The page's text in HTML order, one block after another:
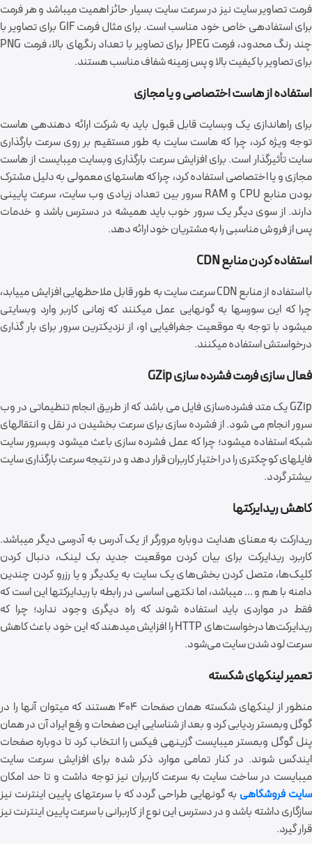
فرمت تصاویر سایت نیز در سرعت سایت بسیار حائز اهمیت می‎باشد و هر فرمت
برای استفاده‎ی خاص خود مناسب است. برای مثال فرمت GIF برای تصاویر با
چند رنگ محدود، فرمت JPEG برای تصاویر با تعداد رنگ‎های بالا، فرمت PNG
برای تصاویر با کیفیت بالا و پس زمینه شفاف مناسب هستند.
استفاده از هاست اختصاصی و یا مجازی
برای راه‏‎اندازی یک وب‎سایت قابل قبول باید به شرکت ارائه دهنده‎ی هاست
توجه ویژه کرد، چرا که هاست سایت به طور مستقیم بر روی سرعت بارگذاری
سایت تأثیرگذار است. برای افزایش سرعت بارگذاری وب‎سایت می‎بایست از هاست
مجازی و یا اختصاصی استفاده کرد، چرا که هاست‎های معمولی به دلیل مشترک
بودن منابع CPU و RAM سرور بین تعداد زیادی وب سایت، سرعت پایینی
دارند. از سوی دیگر یک سرور خوب باید همیشه در دسترس باشد و خدمات
پس از فروش مناسبی را به مشتریان خود ارائه دهد.
استفاده کردن منابع CDN
با استفاده از منابع CDN سرعت سایت به طور قابل ملاحظه‎ایی افزایش می‎یابد،
چرا که این سورس‎ها به گونه‎ایی عمل می‎کنند که زمانی کاربر وارد وب‎سایتی
می‎شود با توجه به موقعیت جغرافیایی او، از نزدیک‎ترین سرور برای بار گذاری
درخواستش استفاده می‎کنند.
فعال سازی فرمت فشرده سازی GZip
GZip یک متد فشرده‌سازی فایل‌ می باشد که از طریق انجام تنظیماتی در وب
سرور انجام می شود. از فشرده سازی برای سرعت بخشیدن در نقل و انتقال‎های
شبکه استفاده می‎شود؛ چرا که عمل فشرده سازی باعث می‎شود وب‎سرور سایت
فایل‎های کوچکتری را در اختیار کاربران قرار دهد و در نتیجه سرعت بارگذاری سایت
بیشتر گردد.
کاهش ریدایرکت‎ها
ریدارکت به معنای هدایت دوباره مرورگر از یک آدرس به آدرسی دیگر می‎باشد.
کاربرد ریدایرکت برای بیان کردن موقعیت جدید بک لینک، دنبال کردن
کلیک‌ها، متصل کردن بخش‌های یک سایت به یکدیگر و یا رزرو کردن چندین
دامنه با هم و … می‎باشد، اما نکته‎ی اساسی در رابطه با ریدایرکت‎ها این است که
فقط در مواردی باید استفاده شوند که راه دیگری وجود ندارد؛ چرا که
ریدایرکت‌ها درخواست‌های HTTP را افزایش می‎دهند که این خود باعث کاهش
سرعت لود شدن سایت می‌شود.
تعمیر لینک‎های شکسته
منظور از لینک‎های شکسته همان صفحات 404 هستند که می‎توان آنها را در
گوگل وبمستر ردیابی کرد و بعد از شناسایی این صفحات و رفع ایراد آن در همان
پنل گوگل وبمستر می‎بایست گزینه‎ی فیکس را انتخاب کرد تا دوباره صفحات
ایندکس شوند. در کنار تمامی موارد ذکر شده برای افزایش سرعت سایت
می‏بایست در ساخت سایت به سرعت کاربران نیز توجه داشت و تا حد امکان
سایت فروشگاهی
به گونه‎ایی طراحی گردد که با سرعت‎های پایین اینترنت نیز
سازگاری داشته باشد و در دسترس این نوع از کاربرانی با سرعت پایین اینترنت نیز
قرار گیرد.